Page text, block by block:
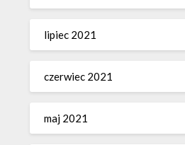
lipiec 2021
czerwiec 2021
maj 2021